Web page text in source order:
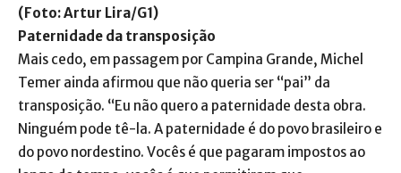
(Foto: Artur Lira/G1)
Paternidade da transposição
Mais cedo, em passagem por Campina Grande, Michel
Temer ainda afirmou que não queria ser “pai” da
transposição. “Eu não quero a paternidade desta obra.
Ninguém pode tê-la. A paternidade é do povo brasileiro e
do povo nordestino. Vocês é que pagaram impostos ao